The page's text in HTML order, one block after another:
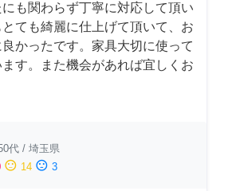
も関わらず丁寧に対応して頂い
ても綺麗に仕上げて頂いて、お
かったです。家具大切に使って
す。また機会があれば宜しくお
代 / 埼玉県
sentiment_neutral 14 sentiment_dissatisfied 3